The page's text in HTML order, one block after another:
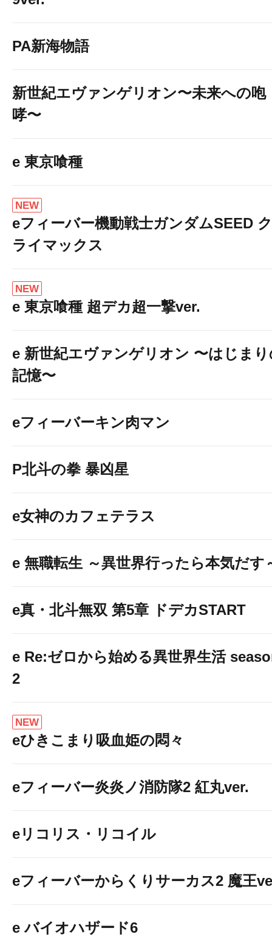
PA新海物語
新世紀エヴァンゲリオン〜未来への咆
哮〜
e 東京喰種
NEW
eフィーバー機動戦士ガンダムSEED ク
ライマックス
NEW
e 東京喰種 超デカ超一撃ver.
e 新世紀エヴァンゲリオン 〜はじま
記憶〜
eフィーバーキン肉マン
P北斗の拳 暴凶星
e女神のカフェテラス
e 無職転生 ～異世界行ったら本気だす
e真・北斗無双 第5章 ドデカSTART
e Re:ゼロから始める異世界生活
2
NEW
eひきこまり吸血姫の悶々
eフィーバー炎炎ノ消防隊2 紅丸ver.
eリコリス・リコイル
eフィーバーからくりサーカス2 魔王
e バイオハザード6